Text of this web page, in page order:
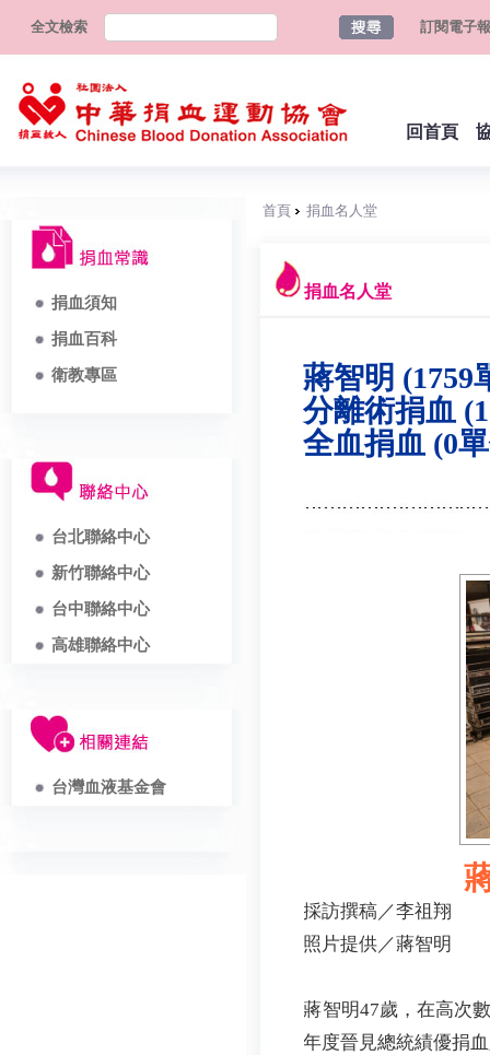
全文檢索 訂閱電子報
回首頁
捐血須知
捐血百科
衛教專區
台北聯絡中心
新竹聯絡中心
台中聯絡中心
高雄聯絡中心
台灣血液基金會
首頁 捐血名人堂
捐血名人堂
蔣智明 (1759
分離術捐血
全血捐血 (0
採訪撰稿／李祖翔
照片提供／蔣智明
蔣智明47歲，在高次
年度晉見總統績優捐